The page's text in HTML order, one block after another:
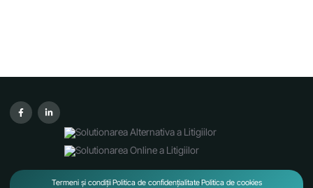
Termeni și condițiiPolitica de confidențialitatePolitica de cookies